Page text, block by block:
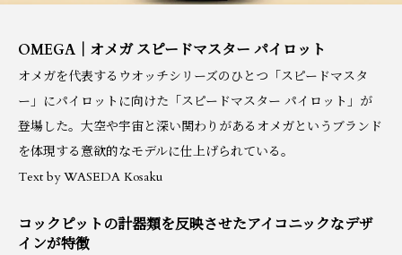
OMEGA｜オメガ スピードマスター パイロット
オメガを代表するウオッチシリーズのひとつ「スピードマスタ
ー」にパイロットに向けた「スピードマスター パイロット」が
登場した。大空や宇宙と深い関わりがあるオメガというブランド
を体現する意欲的なモデルに仕上げられている。
Text by WASEDA Kosaku
コックピットの計器類を反映させたアイコニックなデザ
インが特徴